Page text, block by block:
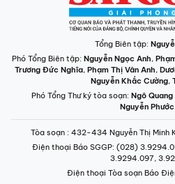
Tổng Biên tập:
Phó Tổng Biên tập: Nguyễn Ngọc Anh,
Trương Đức Nghĩa, Phạm Thị Vân Anh,
Nguyễn Khắc Cường,
Phó Tổng Thư ký tòa soạn: Ngô Quang
Nguyễn
Tòa soạn : 432-434 Nguyễn Thị Minh
Điện thoại Báo SGGP: (028)
3.9294.097,
Điện thoại Tòa soạn Báo